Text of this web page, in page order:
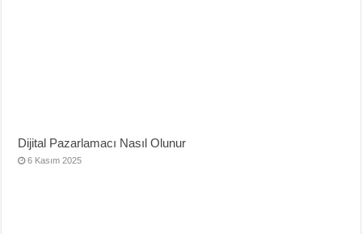
Dijital Pazarlamacı Nasıl Olunur
6 Kasım 2025